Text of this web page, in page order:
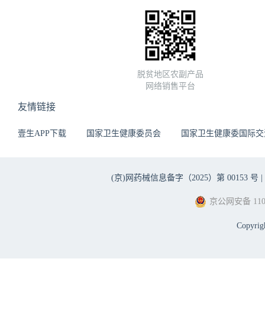
脱贫地区农副产品
网络销售平台
友情链接
壹生APP下载 国家卫生健康委员会 国家卫生健康委国际
(京)网药械信息备字（2025）第 00153 号 |
京公网安备